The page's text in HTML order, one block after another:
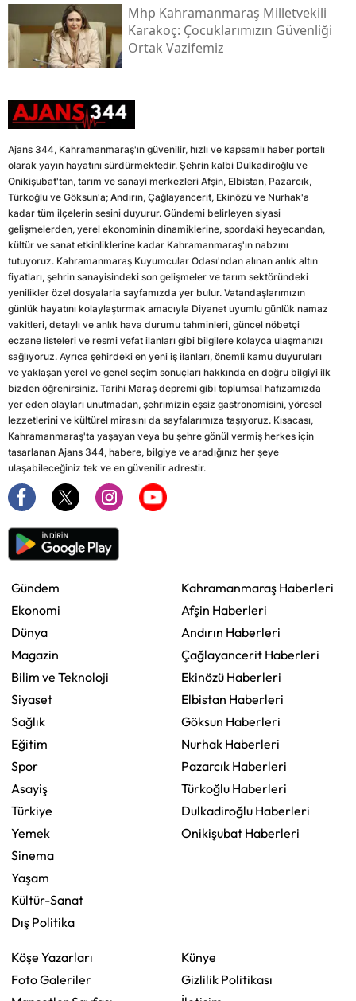
Mhp Kahramanmaraş Milletvekili
Karakoç: Çocuklarımızın Güvenliği
Ortak Vazifemiz
Ajans 344, Kahramanmaraş'ın güvenilir, hızlı ve kapsamlı haber portalı
olarak yayın hayatını sürdürmektedir. Şehrin kalbi Dulkadiroğlu ve
Onikişubat'tan, tarım ve sanayi merkezleri Afşin, Elbistan, Pazarcık,
Türkoğlu ve Göksun'a; Andırın, Çağlayancerit, Ekinözü ve Nurhak'a
kadar tüm ilçelerin sesini duyurur. Gündemi belirleyen siyasi
gelişmelerden, yerel ekonominin dinamiklerine, spordaki heyecandan,
kültür ve sanat etkinliklerine kadar Kahramanmaraş'ın nabzını
tutuyoruz. Kahramanmaraş Kuyumcular Odası'ndan alınan anlık altın
fiyatları, şehrin sanayisindeki son gelişmeler ve tarım sektöründeki
yenilikler özel dosyalarla sayfamızda yer bulur. Vatandaşlarımızın
günlük hayatını kolaylaştırmak amacıyla Diyanet uyumlu günlük namaz
vakitleri, detaylı ve anlık hava durumu tahminleri, güncel nöbetçi
eczane listeleri ve resmi vefat ilanları gibi bilgilere kolayca ulaşmanızı
sağlıyoruz. Ayrıca şehirdeki en yeni iş ilanları, önemli kamu duyuruları
ve yaklaşan yerel ve genel seçim sonuçları hakkında en doğru bilgiyi ilk
bizden öğrenirsiniz. Tarihi Maraş depremi gibi toplumsal hafızamızda
yer eden olayları unutmadan, şehrimizin eşsiz gastronomisini, yöresel
lezzetlerini ve kültürel mirasını da sayfalarımıza taşıyoruz. Kısacası,
Kahramanmaraş'ta yaşayan veya bu şehre gönül vermiş herkes için
tasarlanan Ajans 344, habere, bilgiye ve aradığınız her şeye
ulaşabileceğiniz tek ve en güvenilir adrestir.
Gündem
Ekonomi
Dünya
Magazin
Bilim ve Teknoloji
Siyaset
Sağlık
Eğitim
Spor
Asayiş
Türkiye
Yemek
Sinema
Yaşam
Kültür-Sanat
Dış Politika
Kahramanmaraş Haberleri
Afşin Haberleri
Andırın Haberleri
Çağlayancerit Haberleri
Ekinözü Haberleri
Elbistan Haberleri
Göksun Haberleri
Nurhak Haberleri
Pazarcık Haberleri
Türkoğlu Haberleri
Dulkadiroğlu Haberleri
Onikişubat Haberleri
Köşe Yazarları
Foto Galeriler
Künye
Gizlilik Politikası